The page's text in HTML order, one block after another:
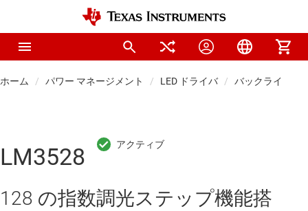
ホーム パワー マネージメント LED ドライバ バックライト
LM3528
128 の指数調光ステップ機能搭